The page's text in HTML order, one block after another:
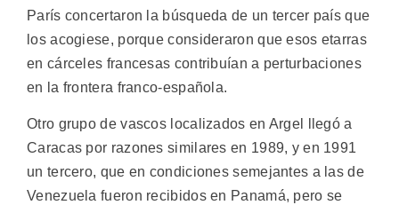
París concertaron la búsqueda de un tercer país que
los acogiese, porque consideraron que esos etarras
en cárceles francesas contribuían a perturbaciones
en la frontera franco-española.
Otro grupo de vascos localizados en Argel llegó a
Caracas por razones similares en 1989, y en 1991
un tercero, que en condiciones semejantes a las de
Venezuela fueron recibidos en Panamá, pero se